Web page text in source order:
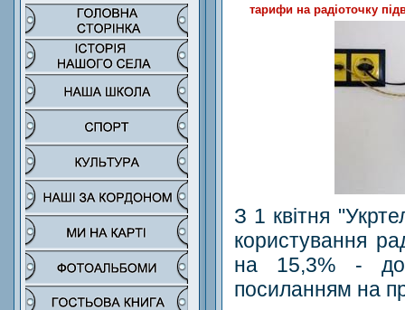
тарифи на радіоточку
З 1 квітня
користування
на 15,3% -
посиланням на